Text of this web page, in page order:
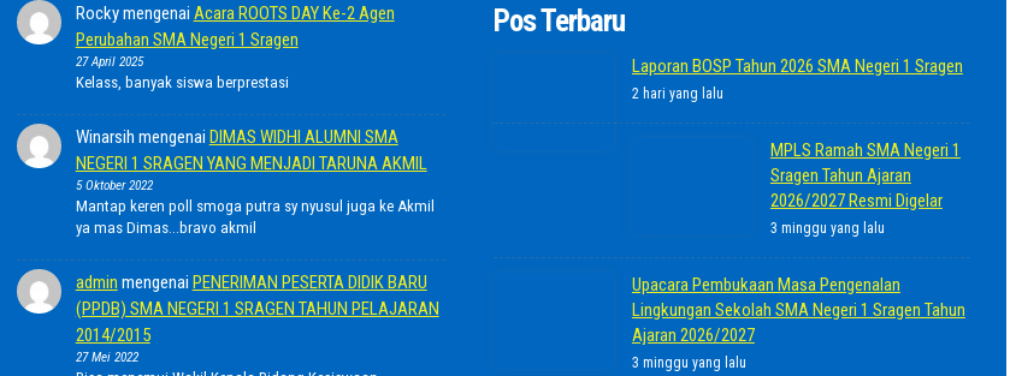
Rockymengenai Acara ROOTS DAY Ke-2 Agen
Perubahan SMA Negeri 1 Sragen
27 April 2025
Kelass, banyak siswa berprestasi
Winarsih mengenai DIMAS WIDHI ALUMNI SMA
NEGERI 1 SRAGEN YANG MENJADI TARUNA AKMIL
5 Oktober 2022
Mantap keren poll smoga putra sy nyusul juga ke Akmil
ya mas Dimas...bravo akmil
admin mengenai PENERIMAN PESERTA DIDIK BARU
(PPDB) SMA NEGERI 1 SRAGEN TAHUN PELAJARAN
2014/2015
27 Mei 2022
Pos Terbaru
Laporan BOSP Tahun 2026 SMA Negeri 1 Sragen
2 hari yang lalu
MPLS Ramah SMA Negeri 1
Sragen Tahun Ajaran
2026/2027 Resmi Digelar
3 minggu yang lalu
Upacara Pembukaan Masa Pengenalan
Lingkungan Sekolah SMA Negeri 1 Sragen Tahun
Ajaran 2026/2027
3 minggu yang lalu